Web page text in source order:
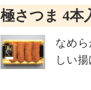
極さつま 4本
なめ
しい